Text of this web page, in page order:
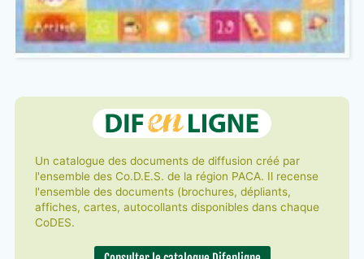
Un catalogue des documents de diffusion créé par
l'ensemble des Co.D.E.S. de la région PACA. Il recense
l'ensemble des documents (brochures, dépliants,
affiches, cartes, autocollants disponibles dans chaque
CoDES.